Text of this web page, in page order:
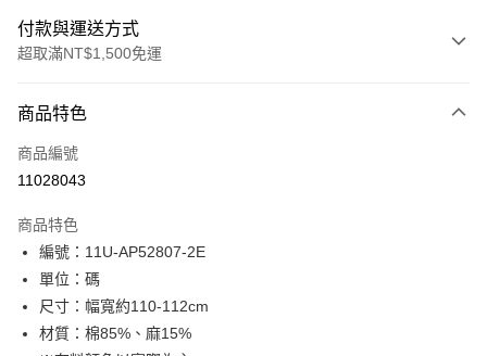
付款與運送方式
超取滿NT$1,500免運
信用卡一次付款
超商取貨付款
Apple Pay
街口支付
Google Pay
商品特色
商品編號
11028043
商品特色
編號：11U-AP52807-2E
單位：碼
尺寸：幅寬約110-112cm
材質：棉85%、麻15%